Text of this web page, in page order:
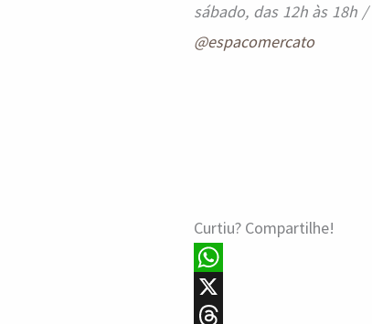
sábado, das 12h às 18h /
@espacomercato
Curtiu? Compartilhe!
W
hX